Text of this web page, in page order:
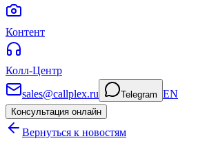
Контент
Колл-Центр
sales@callplex.ru
Telegram EN
Консультация онлайн
Вернуться к новостям